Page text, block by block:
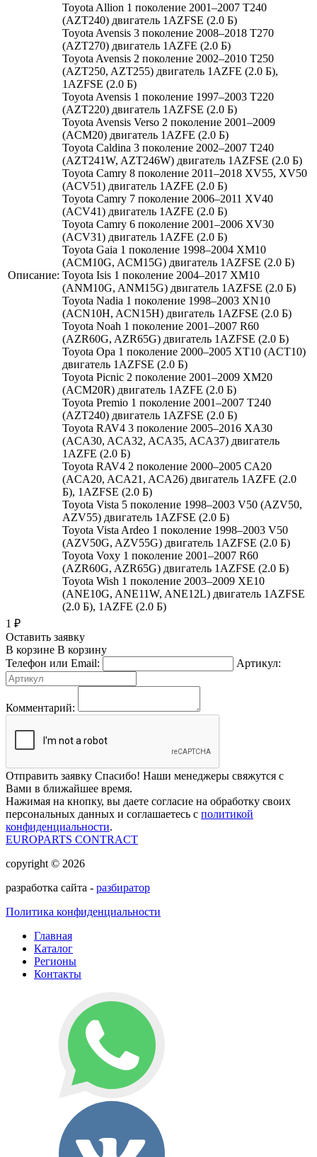
Описание:
Toyota Allion 1 поколение 2001–2007 T240
(AZT240) двигатель 1AZFSE (2.0 Б)
Toyota Avensis 3 поколение 2008–2018 T270
(AZT270) двигатель 1AZFE (2.0 Б)
Toyota Avensis 2 поколение 2002–2010 T250
(AZT250, AZT255) двигатель 1AZFE (2.0 Б),
1AZFSE (2.0 Б)
Toyota Avensis 1 поколение 1997–2003 T220
(AZT220) двигатель 1AZFSE (2.0 Б)
Toyota Avensis Verso 2 поколение 2001–2009
(ACM20) двигатель 1AZFE (2.0 Б)
Toyota Caldina 3 поколение 2002–2007 T240
(AZT241W, AZT246W) двигатель 1AZFSE (2.0 Б)
Toyota Camry 8 поколение 2011–2018 XV55, XV50
(ACV51) двигатель 1AZFE (2.0 Б)
Toyota Camry 7 поколение 2006–2011 XV40
(ACV41) двигатель 1AZFE (2.0 Б)
Toyota Camry 6 поколение 2001–2006 XV30
(ACV31) двигатель 1AZFE (2.0 Б)
Toyota Gaia 1 поколение 1998–2004 XM10
(ACM10G, ACM15G) двигатель 1AZFSE (2.0 Б)
Toyota Isis 1 поколение 2004–2017 XM10
(ANM10G, ANM15G) двигатель 1AZFSE (2.0 Б)
Toyota Nadia 1 поколение 1998–2003 XN10
(ACN10H, ACN15H) двигатель 1AZFSE (2.0 Б)
Toyota Noah 1 поколение 2001–2007 R60
(AZR60G, AZR65G) двигатель 1AZFSE (2.0 Б)
Toyota Opa 1 поколение 2000–2005 XT10 (ACT10)
двигатель 1AZFSE (2.0 Б)
Toyota Picnic 2 поколение 2001–2009 XM20
(ACM20R) двигатель 1AZFE (2.0 Б)
Toyota Premio 1 поколение 2001–2007 T240
(AZT240) двигатель 1AZFSE (2.0 Б)
Toyota RAV4 3 поколение 2005–2016 XA30
(ACA30, ACA32, ACA35, ACA37) двигатель
1AZFE (2.0 Б)
Toyota RAV4 2 поколение 2000–2005 CA20
(ACA20, ACA21, ACA26) двигатель 1AZFE (2.0
Б), 1AZFSE (2.0 Б)
Toyota Vista 5 поколение 1998–2003 V50 (AZV50,
AZV55) двигатель 1AZFSE (2.0 Б)
Toyota Vista Ardeo 1 поколение 1998–2003 V50
(AZV50G, AZV55G) двигатель 1AZFSE (2.0 Б)
Toyota Voxy 1 поколение 2001–2007 R60
(AZR60G, AZR65G) двигатель 1AZFSE (2.0 Б)
Toyota Wish 1 поколение 2003–2009 XE10
(ANE10G, ANE11W, ANE12L) двигатель 1AZFSE
(2.0 Б), 1AZFE (2.0 Б)
1 ₽
Оставить заявку
В корзине В корзину
Телефон или Email:
Артикул:
Комментарий:
Отправить заявку Спасибо! Наши менеджеры свяжутся с
Вами в ближайшее время.
Нажимая на кнопку, вы даете согласие на обработку своих
персональных данных и соглашаетесь с политикой
конфиденциальности.
EUROPARTS CONTRACT
copyright © 2026
разработка сайта - разбиратор
Политика конфиденциальности
Главная
Каталог
Регионы
Контакты